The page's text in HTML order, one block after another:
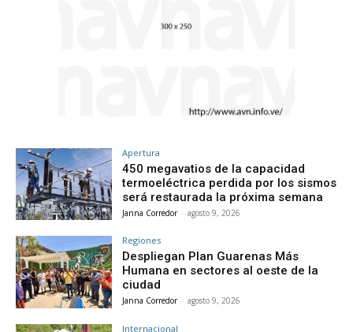
Apertura
450 megavatios de la capacidad
termoeléctrica perdida por los sismos
será restaurada la próxima semana
Janna Corredor - agosto 9, 2026
Regiones
Despliegan Plan Guarenas Más
Humana en sectores al oeste de la
ciudad
Janna Corredor - agosto 9, 2026
Internacional